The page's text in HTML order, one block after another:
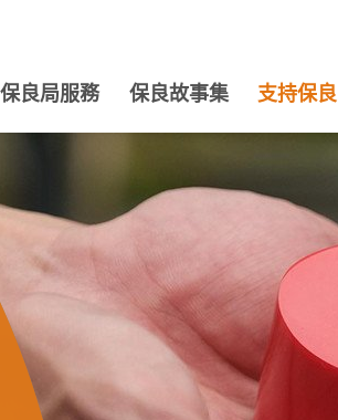
保良局服務 保良故事集 支持保良